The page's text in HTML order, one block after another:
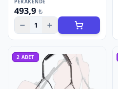
PERAKENDE
493,9 ₺
1
2 ADET